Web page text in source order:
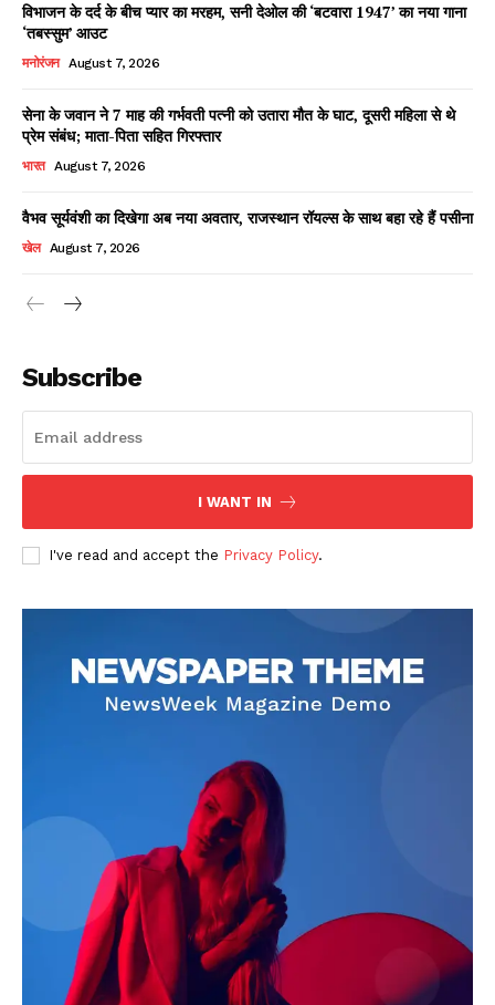
Contact us
Subscription Plans
My account
विभाजन के दर्द के बीच प्यार का मरहम, सनी देओल की ‘बटवारा 1947’ का नया गाना
‘तबस्सुम’ आउट
मनोरंजन August 7, 2026
सेना के जवान ने 7 माह की गर्भवती पत्नी को उतारा मौत के घाट, दूसरी महिला से थे
प्रेम संबंध; माता-पिता सहित गिरफ्तार
भारत August 7, 2026
वैभव सूर्यवंशी का दिखेगा अब नया अवतार, राजस्थान रॉयल्स के साथ बहा रहे हैं पसीना
खेल August 7, 2026
Subscribe
I WANT IN
I've read and accept the Privacy Policy.